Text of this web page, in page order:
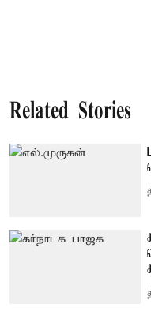
Related Stories